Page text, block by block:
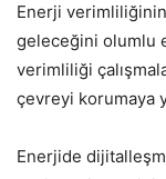
Enerji
geleceğini olumlu
verimliliği
çevreyi korumaya
Enerjide